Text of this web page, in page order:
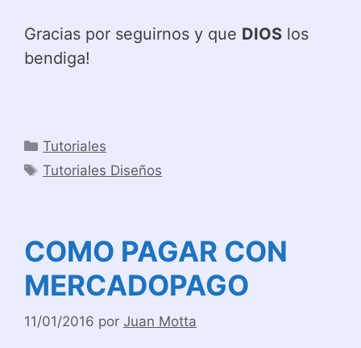
Gracias por seguirnos y que DIOS los
bendiga!
Categorías
Tutoriales
Etiquetas
Tutoriales Diseños
COMO PAGAR CON
MERCADOPAGO
11/01/2016 por Juan Motta